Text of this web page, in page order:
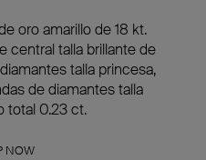
oro amarillo de 18 kt.
central talla brillante de
talla princesa,
de diamantes talla
total 0.23 ct.
NOW